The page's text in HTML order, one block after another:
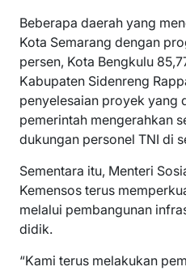
Beberapa daerah yang
Kota Semarang dengan
persen, Kota Bengkulu
Kabupaten Sidenreng
penyelesaian proyek yang
pemerintah mengerahkan
dukungan personel TNI di
Sementara itu, Menteri
Kemensos terus
melalui pembangunan
didik.
“Kami terus melakukan